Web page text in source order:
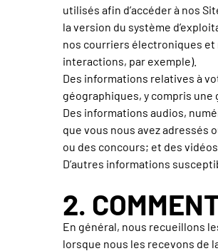
utilisés afin d’accéder à nos
la version du système
nos courriers électroniques et
interactions, par exemple).
Des informations relatives à
géographiques, y compris
Des informations audios,
que vous nous avez adressés
ou des concours; et des
D’autres informations
2.
En général, nous recueillons
lorsque nous les recevons de